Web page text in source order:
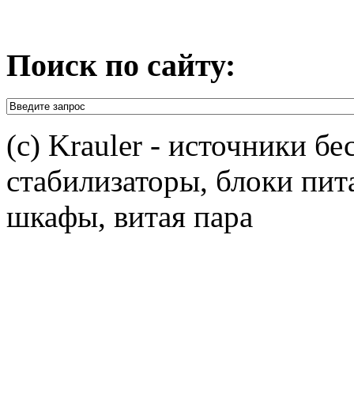
Поиск по сайту:
(c) Krauler - источники
стабилизаторы, блоки
шкафы, витая пара